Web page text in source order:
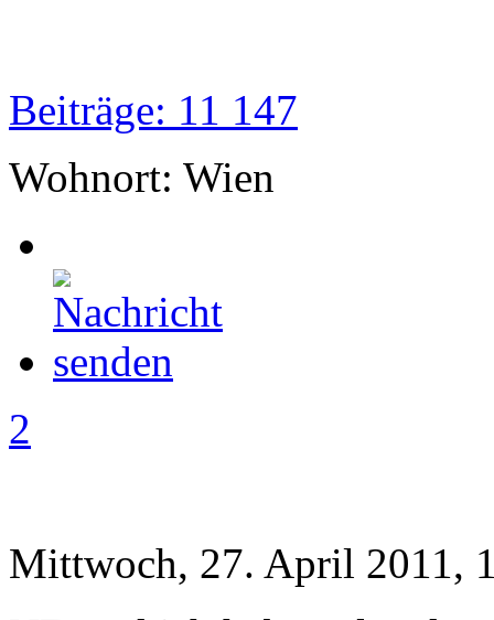
Beiträge: 11 147
Wohnort: Wien
2
Mittwoch, 27. April 2011,